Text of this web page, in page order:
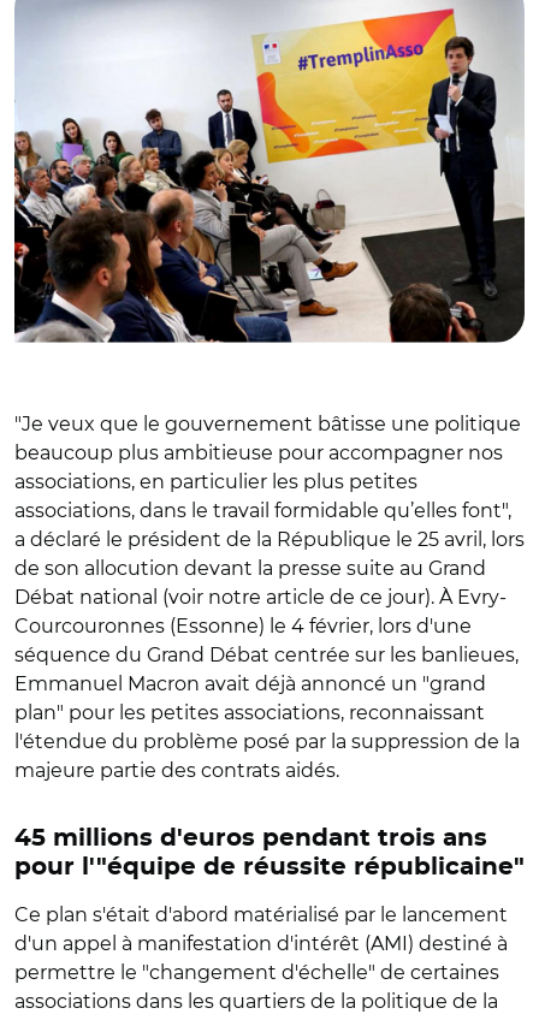
"Je veux que le gouvernement bâtisse une politique
beaucoup plus ambitieuse pour accompagner nos
associations, en particulier les plus petites
associations, dans le travail formidable qu’elles font",
a déclaré le président de la République le 25 avril, lors
de son allocution devant la presse suite au Grand
Débat national (voir notre article de ce jour). À Evry-
Courcouronnes (Essonne) le 4 février, lors d'une
séquence du Grand Débat centrée sur les banlieues,
Emmanuel Macron avait déjà annoncé un "grand
plan" pour les petites associations, reconnaissant
l'étendue du problème posé par la suppression de la
majeure partie des contrats aidés.
45 millions d'euros pendant trois ans
pour l'"équipe de réussite républicaine"
Ce plan s'était d'abord matérialisé par le lancement
d'un appel à manifestation d'intérêt (AMI) destiné à
permettre le "changement d'échelle" de certaines
associations dans les quartiers de la politique de la